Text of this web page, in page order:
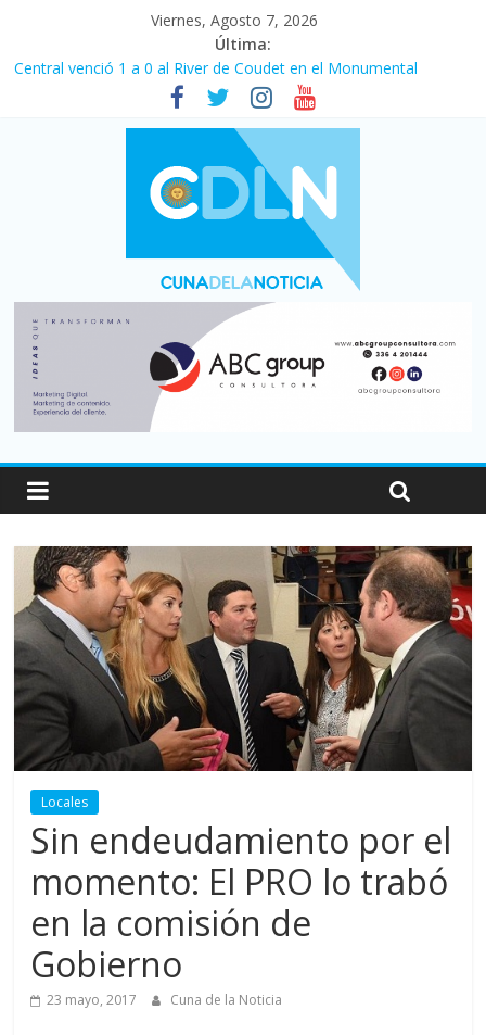
Viernes, Agosto 7, 2026
Última:
Central venció 1 a 0 al River de Coudet en el Monumental
La morosidad alcanzó su nivel más alto en dos décadas y ya
afecta a 400 mil deudores en Santa Fe
Desde que asumió Milei cerraron 41.000 kioscos: el sector
denuncia crisis como en 2001
Vacaciones de invierno con más movimiento y consumo
turístico: 4,6 millones de personas viajaron por el país, un 5,9%
Fuerte caída de la venta de autos usados en julio: bajó un 12,6%
Locales
Sin endeudamiento por el
momento: El PRO lo trabó
en la comisión de
Gobierno
23 mayo, 2017 Cuna de la Noticia